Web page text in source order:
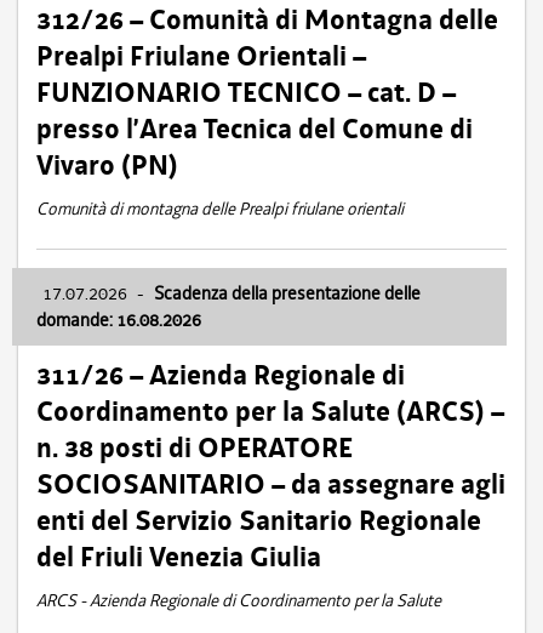
312/26 – Comunità di Montagna delle
Prealpi Friulane Orientali –
FUNZIONARIO TECNICO – cat. D –
presso l’Area Tecnica del Comune di
Vivaro (PN)
Comunità di montagna delle Prealpi friulane orientali
17.07.2026 - Scadenza della presentazione delle
domande: 16.08.2026
311/26 – Azienda Regionale di
Coordinamento per la Salute (ARCS) –
n. 38 posti di OPERATORE
SOCIOSANITARIO – da assegnare agli
enti del Servizio Sanitario Regionale
del Friuli Venezia Giulia
ARCS - Azienda Regionale di Coordinamento per la Salute